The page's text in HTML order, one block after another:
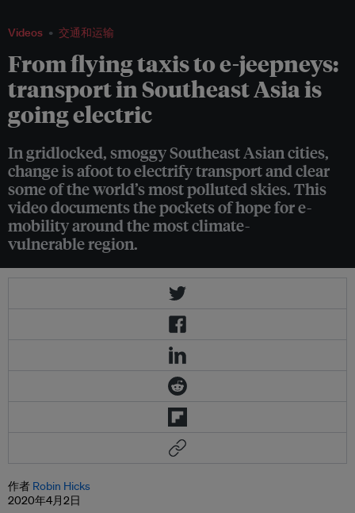
Videos 交通和运输
From flying taxis to e-jeepneys:
transport in Southeast Asia is
going electric
In gridlocked, smoggy Southeast Asian cities,
change is afoot to electrify transport and clear
some of the world’s most polluted skies. This
video documents the pockets of hope for e-
mobility around the most climate-
vulnerable region.
作者 Robin Hicks
2020年4月2日